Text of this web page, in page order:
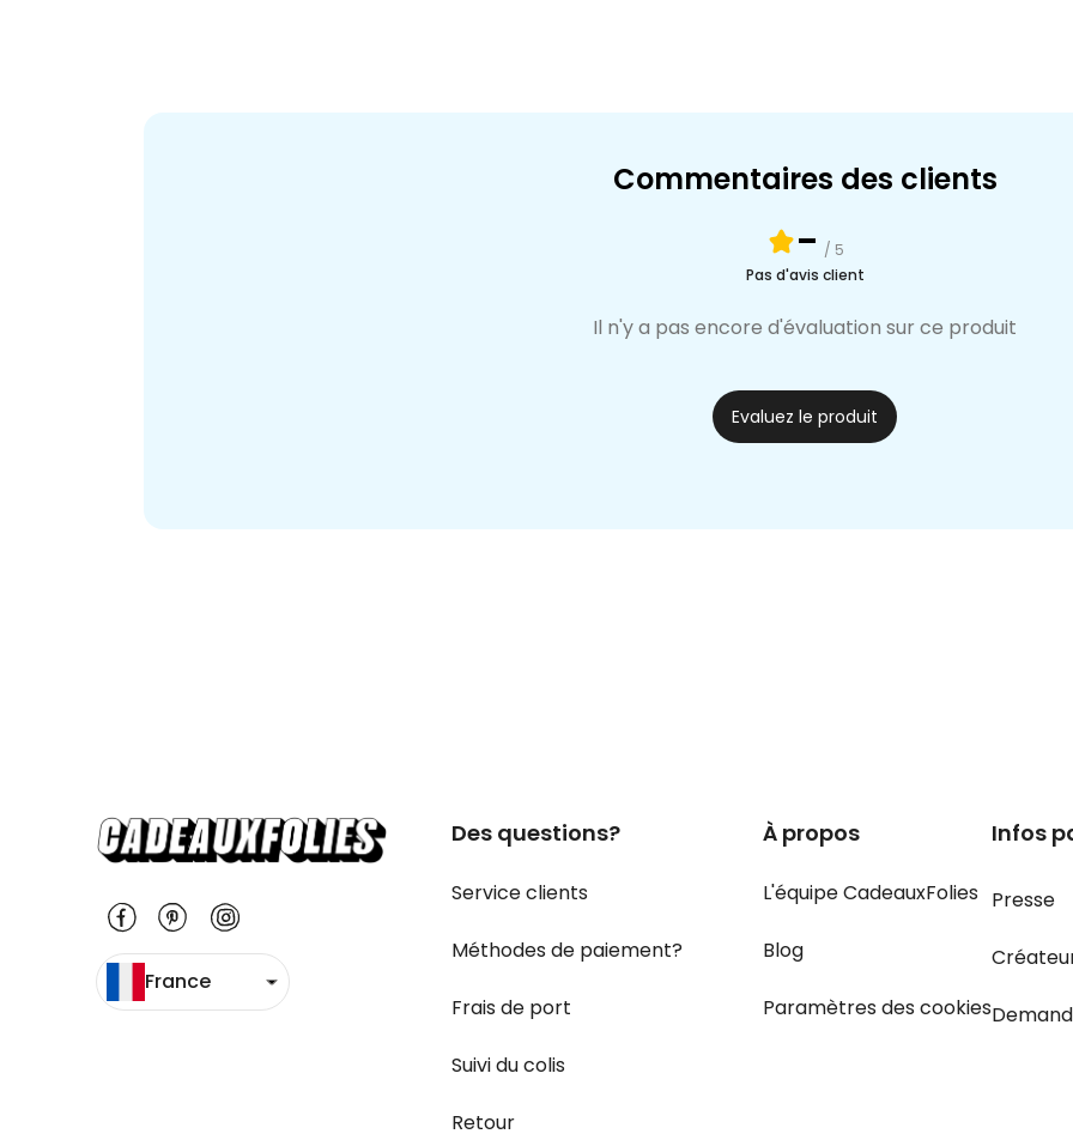
Commentaires des clients
- / 5
Pas d'avis client
Il n'y a pas encore d'évaluation sur ce produit
Evaluez le produit
France
Des questions?
Service clients
Méthodes de paiement?
Frais de port
Suivi du colis
Retour
À propos
L'équipe CadeauxFolies
Blog
Paramètres des cookies
Infos
Presse